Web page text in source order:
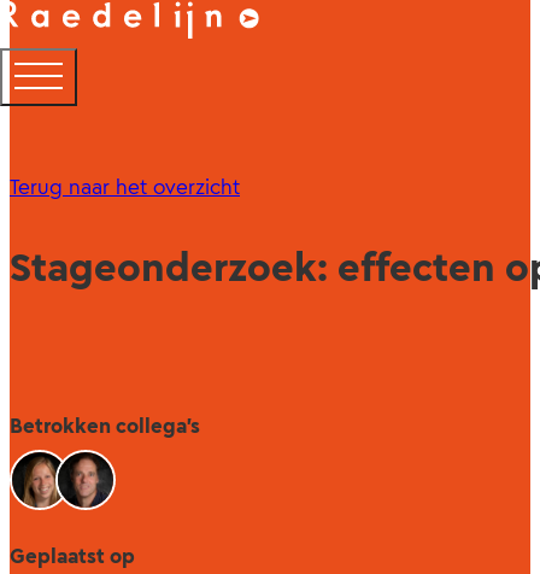
Terug naar het overzicht
Stageonderzoek: effecten
Betrokken collega's
Geplaatst op